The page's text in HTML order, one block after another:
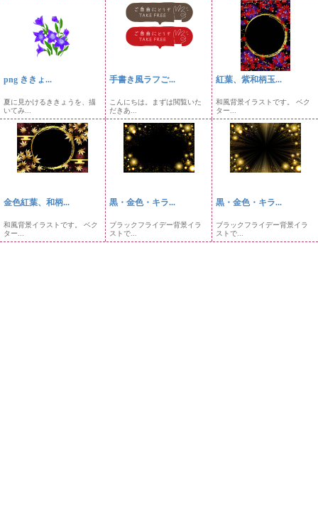
png ききょ...
夏に見かけるききょうを、描
いてみ...
手書き風ラフご...
こんにちは。まずは閲覧いた
だきあ...
紅葉、紫和柄玉...
和風背景イラストです。 ベク
ター...
金色紅葉、和柄...
和風背景イラストです。 ベク
ター...
黒・金色・キラ...
ブラックフライデー背景イラ
ストで...
黒・金色・キラ...
ブラックフライデー背景イラ
ストで...